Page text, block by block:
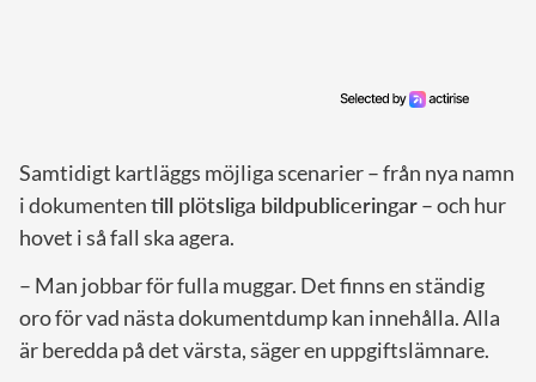
Samtidigt kartläggs möjliga scenarier – från nya namn
i dokumententill plötsliga bildpubliceringar– och hur
hovet i så fall ska agera.
– Man jobbar för fulla muggar. Det finns en ständig
oro för vad nästa dokumentdump kan innehålla. Alla
är beredda på det värsta, säger en uppgiftslämnare.